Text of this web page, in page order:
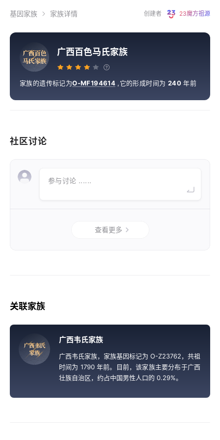
基因家族 家族详情 创建者 23魔方祖源
广西百色
马氏家族
广西百色马氏家族
家族的遗传标记为O-MF194614 ,它的形成时间为 240 年前
社区讨论
参与讨论 ......
查看更多
关联家族
广西韦氏
家族
广西韦氏家族
广西韦氏家族，家族基因标记为 O-Z23762，共祖
时间为 1790 年前。目前，该家族主要分布于广西
壮族自治区，约占中国男性人口的 0.29%。